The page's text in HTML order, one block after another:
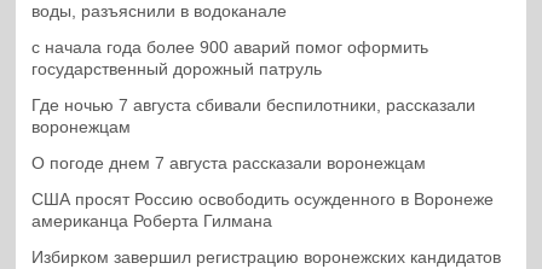
воды, разъяснили в водоканале
с начала года более 900 аварий помог оформить
государственный дорожный патруль
Где ночью 7 августа сбивали беспилотники, рассказали
воронежцам
О погоде днем 7 августа рассказали воронежцам
США просят Россию освободить осужденного в Воронеже
американца Роберта Гилмана
Избирком завершил регистрацию воронежских кандидатов